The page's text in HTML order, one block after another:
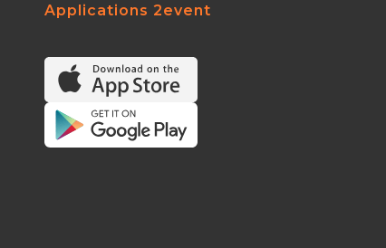
Applications 2event